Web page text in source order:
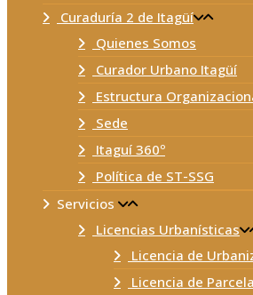
Curaduría 2 de Itagüí
Quienes Somos
Curador Urbano Itagüí
Estructura
Sede
Itaguí 360º
Política de ST-SSG
Servicios
Licencias Urbanísticas
Licencia de
Licencia de